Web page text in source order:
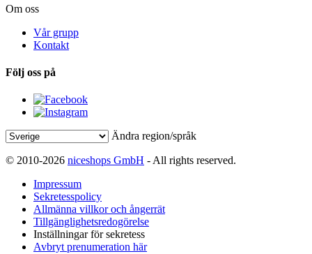
Om oss
Vår grupp
Kontakt
Följ oss på
Ändra region/språk
© 2010-2026 niceshops GmbH - All rights reserved.
Impressum
Sekretesspolicy
Allmänna villkor och ångerrät
Tillgänglighetsredogörelse
Inställningar för sekretess
Avbryt prenumeration här